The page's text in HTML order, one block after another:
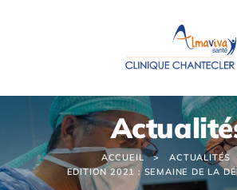
ACCUEIL
ACTUALITÉS
EDITION 2021 : SEMAINE DE LA